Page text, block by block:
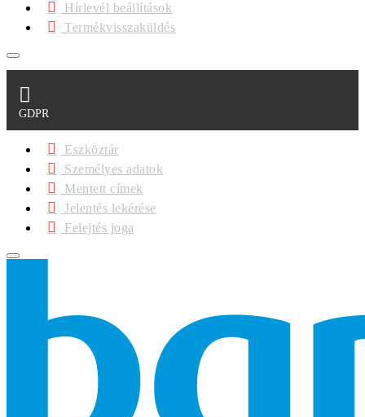
Hírlevél beállítások
Termékvisszaküldés
GDPR
Eszköztár
Személyes adatok
Mentett címek
Jelentés lekérése
Felejtés joga